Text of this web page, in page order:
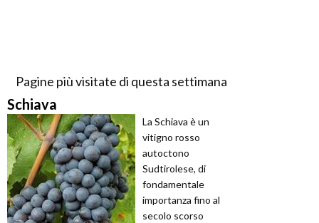
Pagine più visitate di questa settimana
Schiava
La Schiava è un
vitigno rosso
autoctono
Sudtirolese, di
fondamentale
importanza fino al
secolo scorso